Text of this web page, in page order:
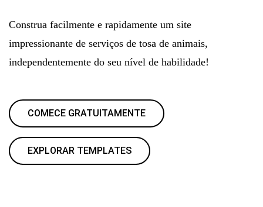
Construa facilmente e rapidamente um site
impressionante de serviços de tosa de animais,
independentemente do seu nível de habilidade!
COMECE GRATUITAMENTE
EXPLORAR TEMPLATES